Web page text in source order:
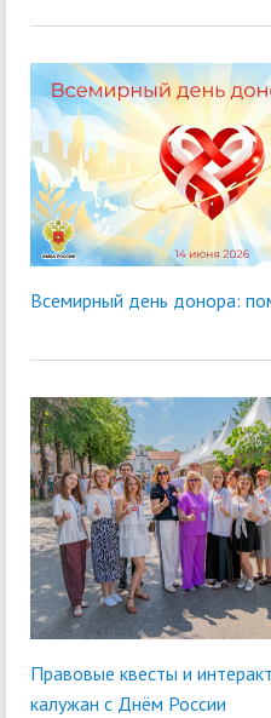
Всемирный день донора:
Правовые квесты и
калужан с Днём России